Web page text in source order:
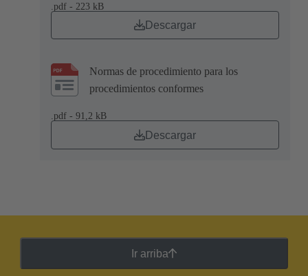
.pdf - 223 kB
Descargar
Normas de procedimiento para los
procedimientos conformes
.pdf - 91,2 kB
Descargar
Ir arriba